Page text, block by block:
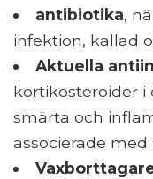
antibiotika,
infektion, kallad
Aktuella
kortikosteroider i
smärta och
associerade